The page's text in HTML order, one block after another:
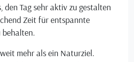
den Tag sehr aktiv zu gestalten
Zeit für entspannte
behalten.
mehr als ein Naturziel.